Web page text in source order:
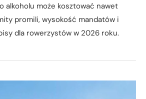
alkoholu może kosztować nawet
promili, wysokość mandatów i
dla rowerzystów w 2026 roku.